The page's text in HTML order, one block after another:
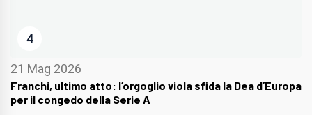
4
21 Mag 2026
Franchi, ultimo atto: l’orgoglio viola sfida la Dea d’Europa
per il congedo della Serie A